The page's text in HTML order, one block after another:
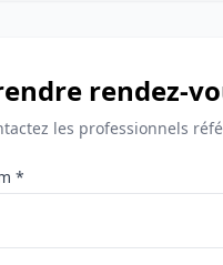
rendez-
les professionnels
*